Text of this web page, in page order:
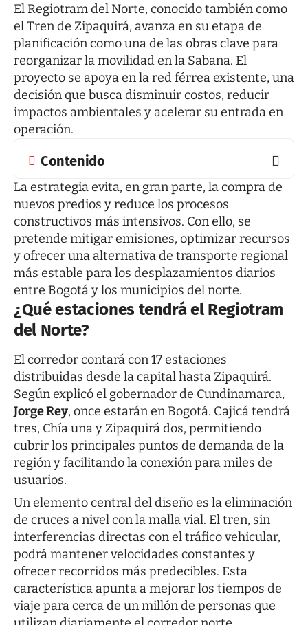
El Regiotram del Norte, conocido también como
el Tren de Zipaquirá, avanza en su etapa de
planificación como una de las obras clave para
reorganizar la movilidad en la Sabana. El
proyecto se apoya en la red férrea existente, una
decisión que busca disminuir costos, reducir
impactos ambientales y acelerar su entrada en
operación.
Contenido
La estrategia evita, en gran parte, la compra de
nuevos predios y reduce los procesos
constructivos más intensivos. Con ello, se
pretende mitigar emisiones, optimizar recursos
y ofrecer una alternativa de transporte regional
más estable para los desplazamientos diarios
entre Bogotá y los municipios del norte.
¿Qué estaciones tendrá el Regiotram
del Norte?
El corredor contará con 17 estaciones
distribuidas desde la capital hasta Zipaquirá.
Según explicó el gobernador de Cundinamarca,
Jorge Rey, once estarán en Bogotá. Cajicá tendrá
tres, Chía una y Zipaquirá dos, permitiendo
cubrir los principales puntos de demanda de la
región y facilitando la conexión para miles de
usuarios.
Un elemento central del diseño es la eliminación
de cruces a nivel con la malla vial. El tren, sin
interferencias directas con el tráfico vehicular,
podrá mantener velocidades constantes y
ofrecer recorridos más predecibles. Esta
característica apunta a mejorar los tiempos de
viaje para cerca de un millón de personas que